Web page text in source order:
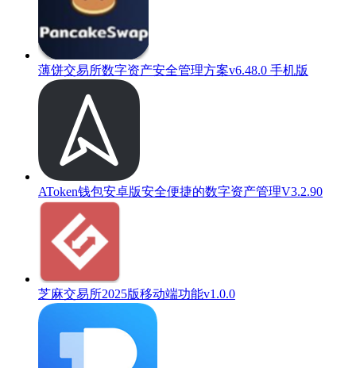
薄饼交易所数字资产安全管理方案v6.48.0 手机版
AToken钱包安卓版安全便捷的数字资产管理V3.2.90
芝麻交易所2025版移动端功能v1.0.0